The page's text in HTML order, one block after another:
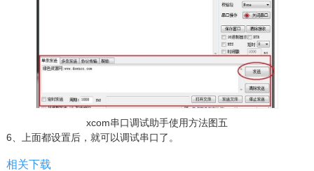
xcom串口调试助手使用方法图五
6、上面都设置后，就可以调试串口了。
相关下载